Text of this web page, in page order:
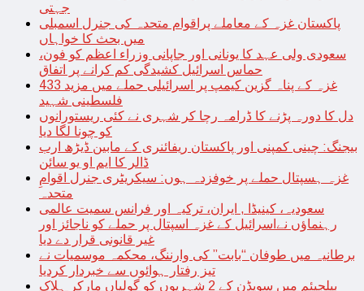
جہتی
پاکستان غزہ کے معاملے پراقوام متحدہ کی جنرل اسمبلی
میں بحث کا خواہاں
سعودی ولی عہد کا یونانی اور جاپانی وزراء اعظم کو فون،
حماس اسرائیل کشیدگی کم کرانے پر اتفاق
غزہ کے پناہ گزین کیمپ پر اسرائیلی حملے میں مزید 433
فلسطینی شہید
دل کا دورہ پڑنے کا ڈرامہ رچا کر شہری نے کئی ریستورانوں
کو چونا لگا دیا
بیجنگ: چینی کمپنی اور پاکستان ریفائنری کے مابین ڈیڑھ ارب
ڈالر کا ایم او یو سائن
غزہ ہسپتال حملے پر خوفزدہ ہوں: سیکریٹری جنرل اقوامِ
متحدہ
سعودیہ، کینیڈا , ایران، ترکیہ اور فرانس سمیت عالمی
رہنماؤں نےاسرائیل کے غزہ اسپتال پر حملے کو ناجائز اور
غیر قانونی قرار دے دیا
برطانیہ میں طوفان “بابت” کی وارننگ، محکمہ موسمیات نے
تیز رفتار ہوائوں سے خبردار کردیا
بیلجیئم میں سویڈن کے 2 شہریوں کو گولیاں مارکر ہلاک